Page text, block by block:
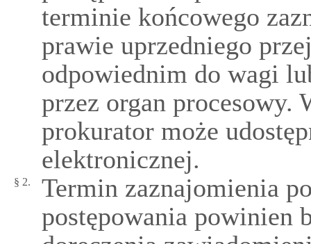
terminie końcowego
prawie uprzedniego
odpowiednim do wagi
przez organ procesowy.
prokurator może
elektronicznej.
§ 2.
Termin zaznajomienia
postępowania powinien